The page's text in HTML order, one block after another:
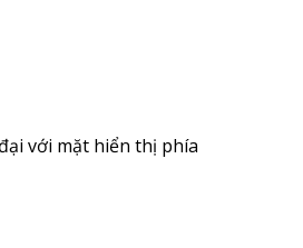
với mặt hiển thị phía